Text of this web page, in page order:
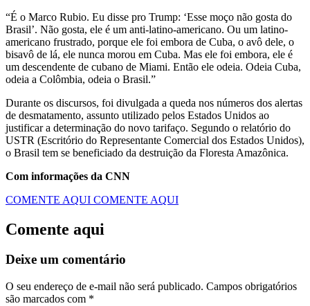
“É o Marco Rubio. Eu disse pro Trump: ‘Esse moço não gosta do
Brasil’. Não gosta, ele é um anti-latino-americano. Ou um latino-
americano frustrado, porque ele foi embora de Cuba, o avô dele, o
bisavô de lá, ele nunca morou em Cuba. Mas ele foi embora, ele é
um descendente de cubano de Miami. Então ele odeia. Odeia Cuba,
odeia a Colômbia, odeia o Brasil.”
Durante os discursos, foi divulgada a queda nos números dos alertas
de desmatamento, assunto utilizado pelos Estados Unidos ao
justificar a determinação do novo tarifaço. Segundo o relatório do
USTR (Escritório do Representante Comercial dos Estados Unidos),
o Brasil tem se beneficiado da destruição da Floresta Amazônica.
Com informações da CNN
COMENTE AQUI COMENTE AQUI
Comente aqui
Deixe um comentário
O seu endereço de e-mail não será publicado. Campos obrigatórios
são marcados com *